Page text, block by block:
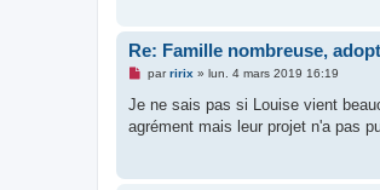
Re: Famille nombreuse,
M
s
a
parririx» lun. 4 mars 2019 16:19
Je ne sais pas si Louise vient
agrément mais leur projet n'a pas